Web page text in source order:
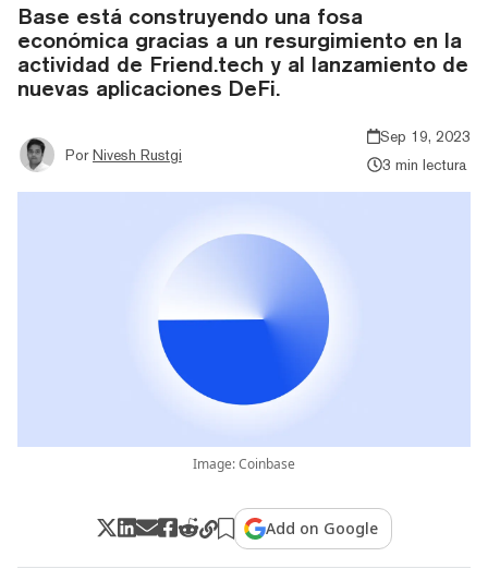
Base está construyendo una fosa
económica gracias a un resurgimiento en la
actividad de Friend.tech y al lanzamiento de
nuevas aplicaciones DeFi.
Por Nivesh Rustgi
Sep 19, 2023
3 min lectura
Image: Coinbase
Add on Google